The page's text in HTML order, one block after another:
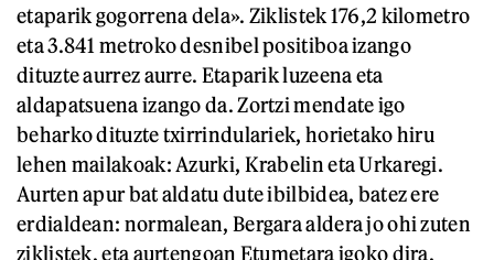
etaparik gogorrena dela». Ziklistek 176,2 kilometro
eta 3.841 metroko desnibel positiboa izango
dituzte aurrez aurre. Etaparik luzeena eta
aldapatsuena izango da. Zortzi mendate igo
beharko dituzte txirrindulariek, horietako hiru
lehen mailakoak: Azurki, Krabelin eta Urkaregi.
Aurten apur bat aldatu dute ibilbidea, batez ere
erdialdean: normalean, Bergara aldera jo ohi zuten
ziklistek, eta aurtengoan Etumetara igoko dira,